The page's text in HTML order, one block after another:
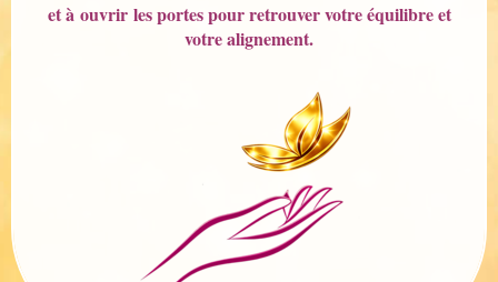
et à ouvrir les portes pour retrouver votre équilibre et
votre alignement.